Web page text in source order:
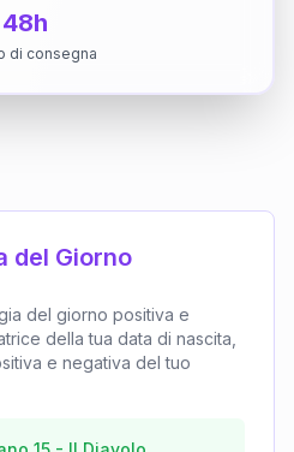
48h
di consegna
del Giorno
del giorno positiva e
della tua data di nascita,
e negativa del tuo